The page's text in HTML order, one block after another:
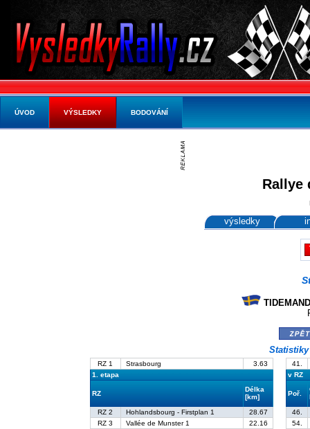
Rallye
výsledky
RZ 1 Strasbourg 3.63
41.
1. etapa
v RZ
RZ
Délka
[km]
Poř.
RZ 2
Hohlandsbourg - Firstplan 1 28.67
46.
RZ 3
Vallée de Munster 1 22.16
54.
ÚVOD VÝSLEDKY BODOVÁNÍ